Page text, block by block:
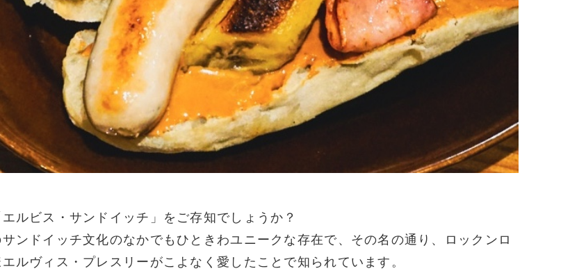
ルビス・サンドイッチ」をご存知でしょうか？
ンドイッチ文化のなかでもひときわユニークな存在で、その名の通り、ロックンロ
ルヴィス・プレスリーがこよなく愛したことで知られています。